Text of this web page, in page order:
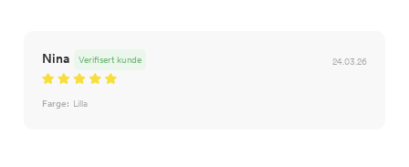
Nina 24.03.26
Verifisert kunde
Farge: Lilla